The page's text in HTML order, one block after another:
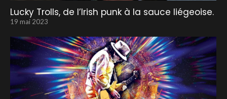
Lucky Trolls, de l’Irish punk à la sauce liégeoise.
19 mai 2023